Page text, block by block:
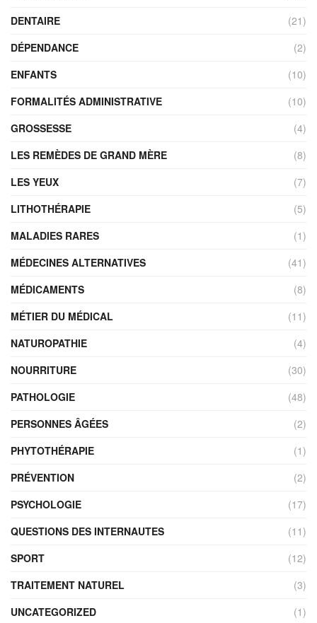
DENTAIRE
(21)
DÉPENDANCE
(2)
ENFANTS
(10)
FORMALITÉS ADMINISTRATIVE
(10)
GROSSESSE
(4)
LES REMÈDES DE GRAND MÈRE
(8)
LES YEUX
(7)
LITHOTHÉRAPIE
(5)
MALADIES RARES
(1)
MÉDECINES ALTERNATIVES
(41)
MÉDICAMENTS
(8)
MÉTIER DU MÉDICAL
(11)
NATUROPATHIE
(4)
NOURRITURE
(30)
PATHOLOGIE
(48)
PERSONNES ÂGÉES
(2)
PHYTOTHÉRAPIE
(1)
PRÉVENTION
(2)
PSYCHOLOGIE
(17)
QUESTIONS DES INTERNAUTES
(11)
SPORT
(12)
TRAITEMENT NATUREL
(3)
UNCATEGORIZED
(1)